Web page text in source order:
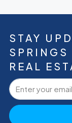
STAY
SPRINGS
REAL